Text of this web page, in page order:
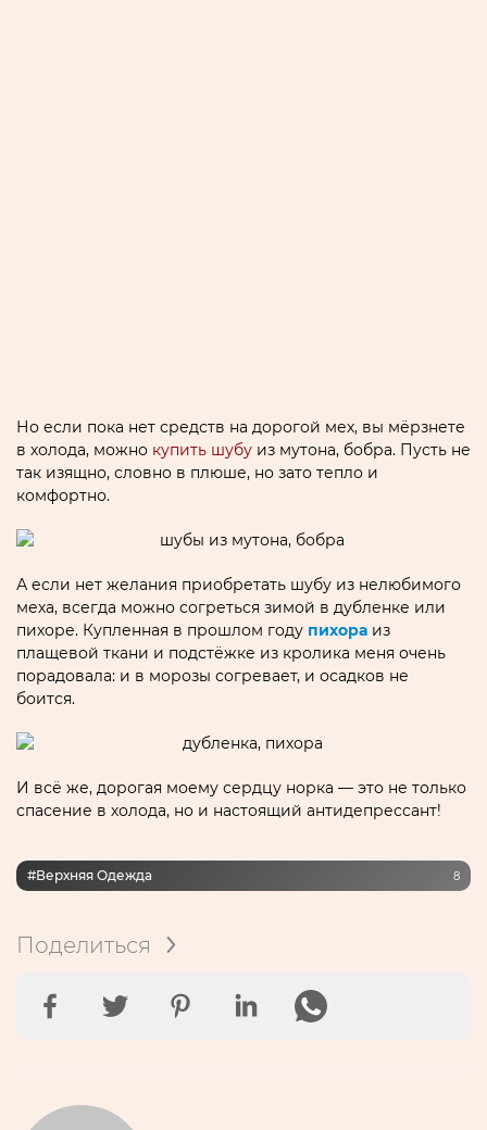
Но если пока нет средств на дорогой мех, вы мёрзнете
в холода, можно купить шубу из мутона, бобра. Пусть не
так изящно, словно в плюше, но зато тепло и
комфортно.
А если нет желания приобретать шубу из нелюбимого
меха, всегда можно согреться зимой в дубленке или
пихоре. Купленная в прошлом году пихора из
плащевой ткани и подстёжке из кролика меня очень
порадовала: и в морозы согревает, и осадков не
боится.
И всё же, дорогая моему сердцу норка — это не только
спасение в холода, но и настоящий антидепрессант!
#верхняя Одежда 8
Поделиться